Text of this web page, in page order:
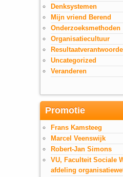
Denksystemen
Mijn vriend Berend
Onderzoeksmethoden
Organisatiecultuur
Uncategorized
Veranderen
Promotie
Frans Kamsteeg
Marcel Veenswijk
Robert-Jan Simons
VU, Faculteit Sociale
afdeling